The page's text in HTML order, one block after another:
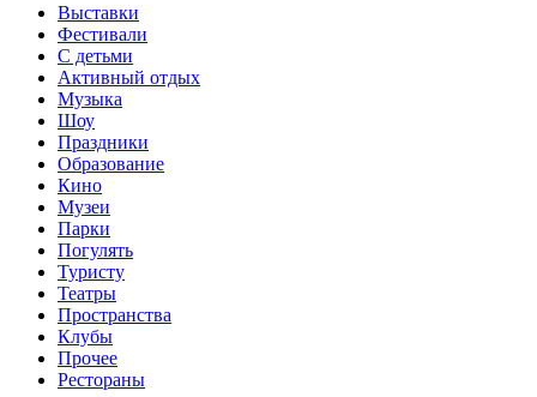
Выставки
Фестивали
С детьми
Активный отдых
Музыка
Шоу
Праздники
Образование
Кино
Музеи
Парки
Погулять
Туристу
Театры
Пространства
Клубы
Прочее
Рестораны